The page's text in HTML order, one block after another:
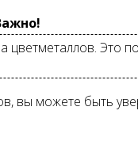
Это
вы можете быть